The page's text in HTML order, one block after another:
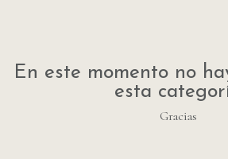
En este momento no
esta
Gracias